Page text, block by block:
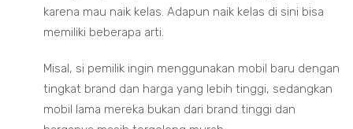
karena mau naik kelas. Adapun naik kelas di sini bisa
memiliki beberapa arti.
Misal, si pemilik ingin menggunakan mobil baru dengan
tingkat brand dan harga yang lebih tinggi, sedangkan
mobil lama mereka bukan dari brand tinggi dan